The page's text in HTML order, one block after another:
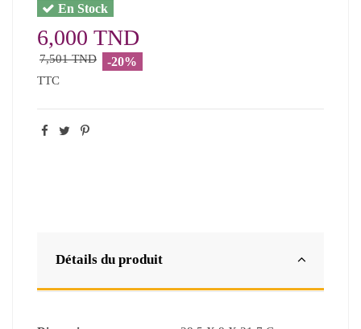
En Stock
6,000 TND
7,501 TND -20%
TTC
Détails du produit